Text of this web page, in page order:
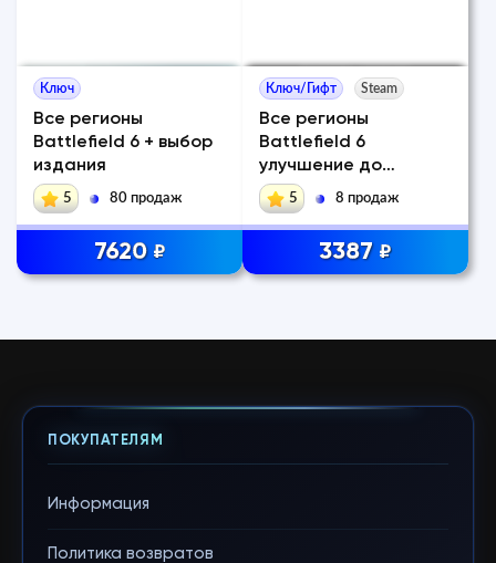
Ключ
Все регионы
Battlefield 6 + выбор
издания
5 80 продаж
7620 ₽
Ключ/Гифт Steam
Все регионы
Battlefield 6
улучшение до
Phantom Steam
5 8 продаж
3387 ₽
ПОКУПАТЕЛЯМ
Информация
Политика возвратов